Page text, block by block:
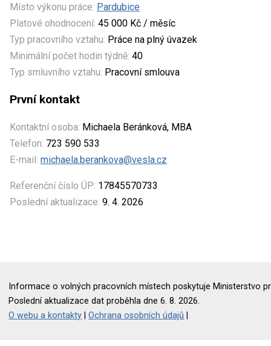
Místo výkonu práce: Pardubice
Platové ohodnocení: 45 000 Kč / měsíc
Typ pracovního vztahu: Práce na plný úvazek
Minimální počet hodin týdně: 40
Typ smluvního vztahu: Pracovní smlouva
První kontakt
Kontaktní osoba: Michaela Beránková, MBA
Telefon: 723 590 533
E-mail: michaela.berankova@vesla.cz
Referenční číslo ÚP: 17845570733
Poslední aktualizace: 9. 4. 2026
Informace o volných pracovních místech poskytuje Ministerstvo
Poslední aktualizace dat proběhla dne 6. 8. 2026.
O webu a kontakty |Ochrana osobních údajů